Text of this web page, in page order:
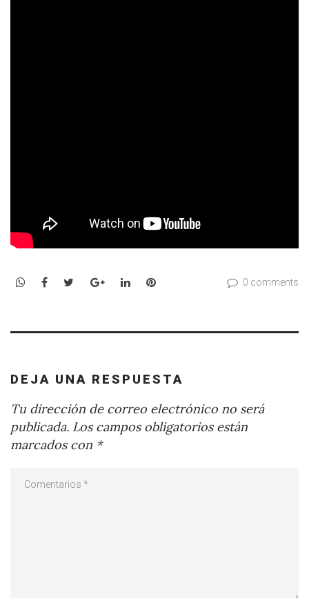
WhatsApp
Facebook
TwitterGoogle+LinkedInPinterest 0 comments
DEJA UNA RESPUESTA
Tu dirección de correo electrónico no será
publicada. Los campos obligatorios están
marcados con *